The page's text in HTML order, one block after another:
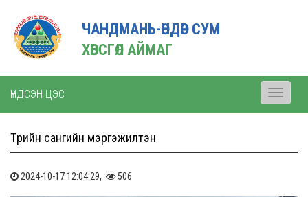
ЧАНДМАНЬ-ӨНДӨР СУМ
ХӨВСГӨЛ АЙМАГ
ҮНДСЭН ЦЭС
Toggle
Төрийн сангийн мэргэжилтэн
2024-10-17 12:04:29, 506